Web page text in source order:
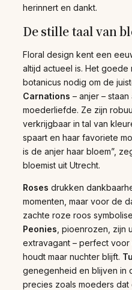
herinnert en dankt.
De stille taal van
Floral design kent een
altijd actueel is. Het goede
botanicus nodig om de
Carnations – anjer –
moederliefde. Ze zijn
verkrijgbaar in tal van
spaart en haar favoriete
is de anjer haar bloem”,
bloemist uit Utrecht.
Roses drukken
momenten, maar voor de
zachte roze roos
Peonies , pioenrozen, zijn
extravagant – perfect
houdt maar nuchter blijft.
genegenheid en blijven in
precies zoals moeders